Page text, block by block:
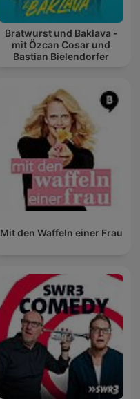
Bratwurst und Baklava -
mit Özcan Cosar und
Bastian Bielendorfer
Mit den Waffeln einer Frau